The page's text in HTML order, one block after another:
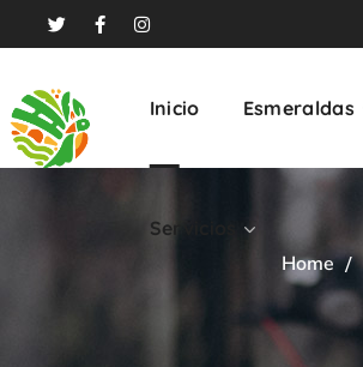
Inicio Esmeraldas
Servicios
Home